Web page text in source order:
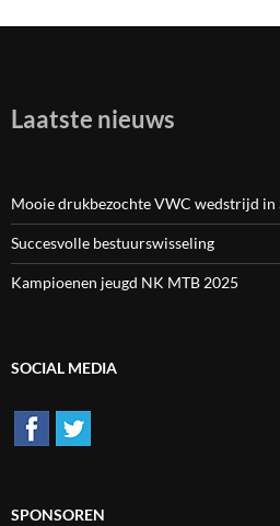
Laatste nieuws
Mooie drukbezochte VWC wedstrijd in
Succesvolle bestuurswisseling
Kampioenen jeugd NK MTB 2025
SOCIAL MEDIA
SPONSOREN